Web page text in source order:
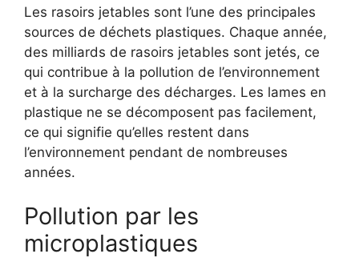
Les rasoirs jetables sont l’une des principales
sources de déchets plastiques. Chaque année,
des milliards de rasoirs jetables sont jetés, ce
qui contribue à la pollution de l’environnement
et à la surcharge des décharges. Les lames en
plastique ne se décomposent pas facilement,
ce qui signifie qu’elles restent dans
l’environnement pendant de nombreuses
années.
Pollution par les
microplastiques